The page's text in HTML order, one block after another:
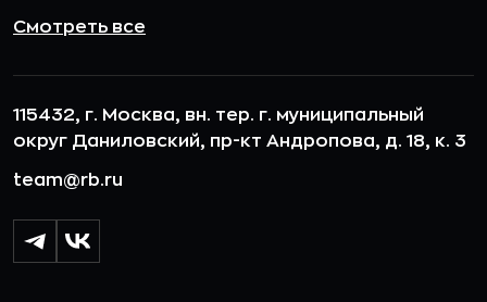
Смотреть все
115432, г. Москва, вн. тер. г. муниципальный
округ Даниловский, пр-кт Андропова, д. 18, к. 3
team@rb.ru